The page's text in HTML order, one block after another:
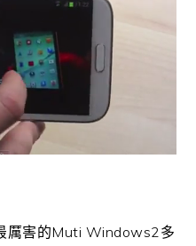
厲害的Muti Windows2多